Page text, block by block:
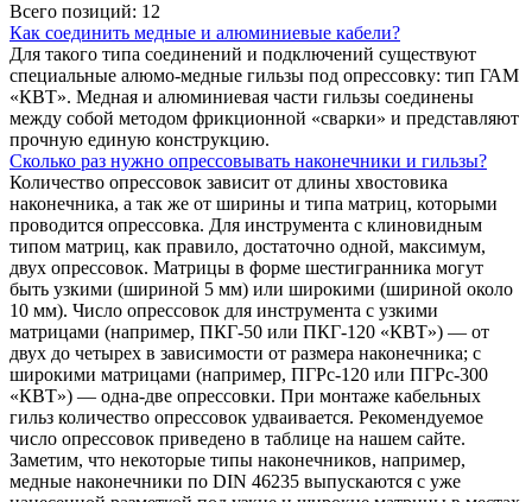
Всего позиций: 12
Как соединить медные и алюминиевые кабели?
Для такого типа соединений и подключений существуют
специальные алюмо-медные гильзы под опрессовку: тип ГАМ
«КВТ». Медная и алюминиевая части гильзы соединены
между собой методом фрикционной «сварки» и представляют
прочную единую конструкцию.
Сколько раз нужно опрессовывать наконечники и гильзы?
Количество опрессовок зависит от длины хвостовика
наконечника, а так же от ширины и типа матриц, которыми
проводится опрессовка. Для инструмента с клиновидным
типом матриц, как правило, достаточно одной, максимум,
двух опрессовок. Матрицы в форме шестигранника могут
быть узкими (шириной 5 мм) или широкими (шириной около
10 мм). Число опрессовок для инструмента с узкими
матрицами (например, ПКГ-50 или ПКГ-120 «КВТ») — от
двух до четырех в зависимости от размера наконечника; с
широкими матрицами (например, ПГРс-120 или ПГРс-300
«КВТ») — одна-две опрессовки. При монтаже кабельных
гильз количество опрессовок удваивается. Рекомендуемое
число опрессовок приведено в таблице на нашем сайте.
Заметим, что некоторые типы наконечников, например,
медные наконечники по DIN 46235 выпускаются с уже